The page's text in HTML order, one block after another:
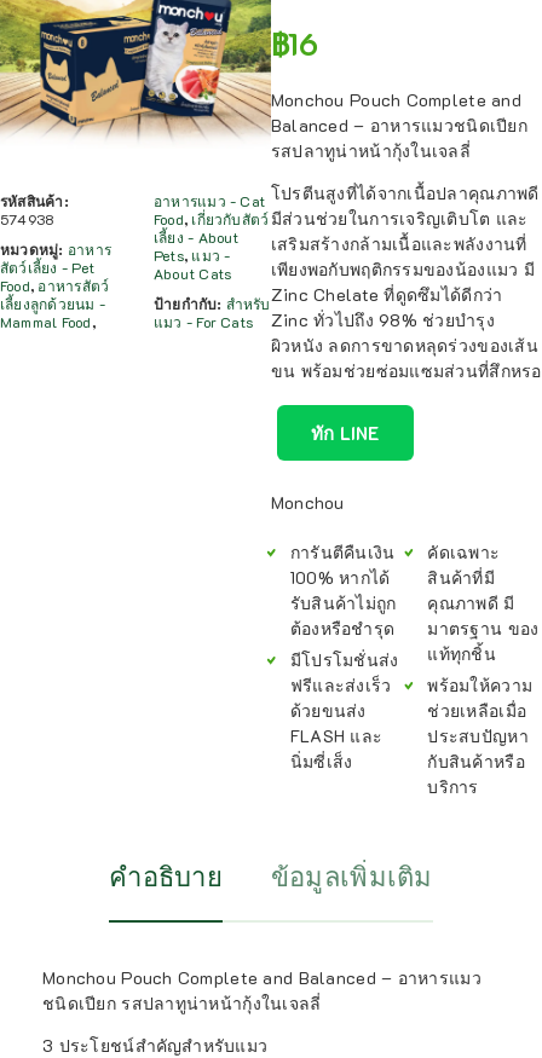
รหัสสินค้า:
574938
หมวดหมู่: อาหาร
สัตว์เลี้ยง - Pet
Food, อาหารสัตว์
เลี้ยงลูกด้วยนม -
Mammal Food,
อาหารแมว - Cat
Food, เกี่ยวกับสัตว์
เลี้ยง - About
Pets, แมว -
About Cats
ป้ายกำกับ: สำหรับ
แมว - For Cats
฿16
Monchou Pouch Complete and
Balanced – อาหารแมวชนิดเปียก
รสปลาทูน่าหน้ากุ้งในเจลลี่
โปรตีนสูงที่ได้จากเนื้อปลาคุณภาพดี
มีส่วนช่วยในการเจริญเติบโต และ
เสริมสร้างกล้ามเนื้อและพลังงานที่
เพียงพอกับพฤติกรรมของน้องแมว มี
Zinc Chelate ที่ดูดซึมได้ดีกว่า
Zinc ทั่วไปถึง 98% ช่วยบำรุง
ผิวหนัง ลดการขาดหลุดร่วงของเส้น
ขน พร้อมช่วยซ่อมแซมส่วนที่สึกหรอ
ทัก LINE
Monchou
การันตีคืนเงิน
100% หากได้
รับสินค้าไม่ถูก
ต้องหรือชำรุด
มีโปรโมชั่นส่ง
ฟรีและส่งเร็ว
ด้วยขนส่ง
FLASH และ
นิ่มซี่เส็ง
คัดเฉพาะ
สินค้าที่มี
คุณภาพดี มี
มาตรฐาน ของ
แท้ทุกชิ้น
พร้อมให้ความ
ช่วยเหลือเมื่อ
ประสบปัญหา
กับสินค้าหรือ
บริการ
คำอธิบาย ข้อมูลเพิ่มเติม
Monchou Pouch Complete and Balanced – อาหารแมว
ชนิดเปียก รสปลาทูน่าหน้ากุ้งในเจลลี่
3 ประโยชน์สำคัญสำหรับแมว